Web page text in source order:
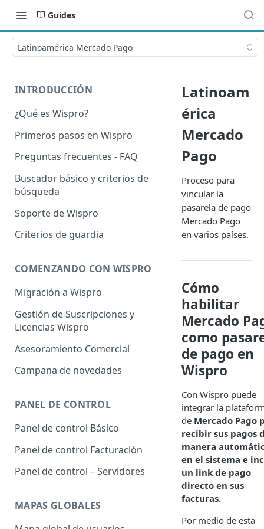
Guides
Latinoamérica Mercado Pago
INTRODUCCIÓN
¿Qué es Wispro?
Primeros pasos en Wispro
Preguntas frecuentes - FAQ
Buscador básico y criterios de
búsqueda
Soporte de Wispro
Criterios de guardia
COMENZANDO CON WISPRO
Migración a Wispro
Gestión de Suscripciones y
Licencias Wispro
Asesoramiento Comercial
Campana de novedades
PANEL DE CONTROL
Panel de control Básico
Panel de control Facturación
Panel de control – Servidores
MAPAS GLOBALES
Latinoam
érica
Mercado
Pago
Proceso para
vincular la
pasarela de pago
Mercado Pago
en varios países.
Cómo
habilitar
Mercado
como
de pago en
Wispro
Con Wispro puede
integrar la
de Mercado Pago
recibir sus pagos
manera
en el sistema e
un link de pago
directo en sus
facturas.
Por medio de esta